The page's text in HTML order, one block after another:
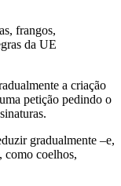
frangos,
da UE
a criação
petição pedindo o
gradualmente –e,
como coelhos,